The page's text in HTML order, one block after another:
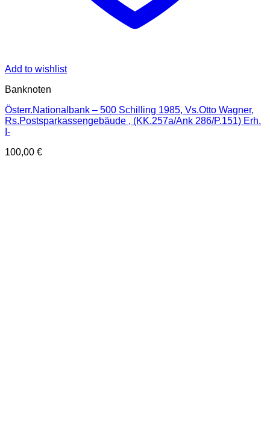
Add to wishlist
Banknoten
Österr.Nationalbank – 500 Schilling 1985, Vs.Otto Wagner,
Rs.Postsparkassengebäude , (KK.257a/Ank 286/P.151) Erh.
I-
100,00 €